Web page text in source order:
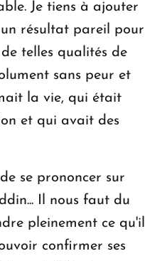
Je tiens à ajouter
résultat pareil pour
telles qualités de
sans peur et
la vie, qui était
et qui avait des
se prononcer sur
Il nous faut du
pleinement ce qu'il
confirmer ses